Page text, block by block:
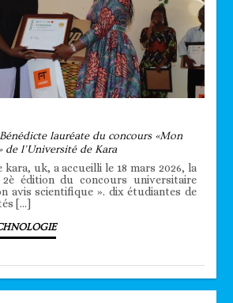
lauréate du concours «Mon
de l’Université de Kara
uk, a accueilli le 18 mars 2026, la
édition du concours universitaire
avis scientifique ». dix étudiantes de
[…]